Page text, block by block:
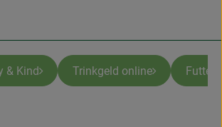
& Kind Trinkgeld online